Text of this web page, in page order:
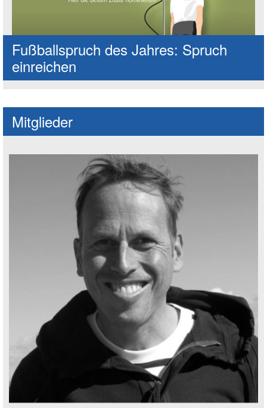
Fußballspruch des Jahres: Spruch
einreichen
Mitglieder